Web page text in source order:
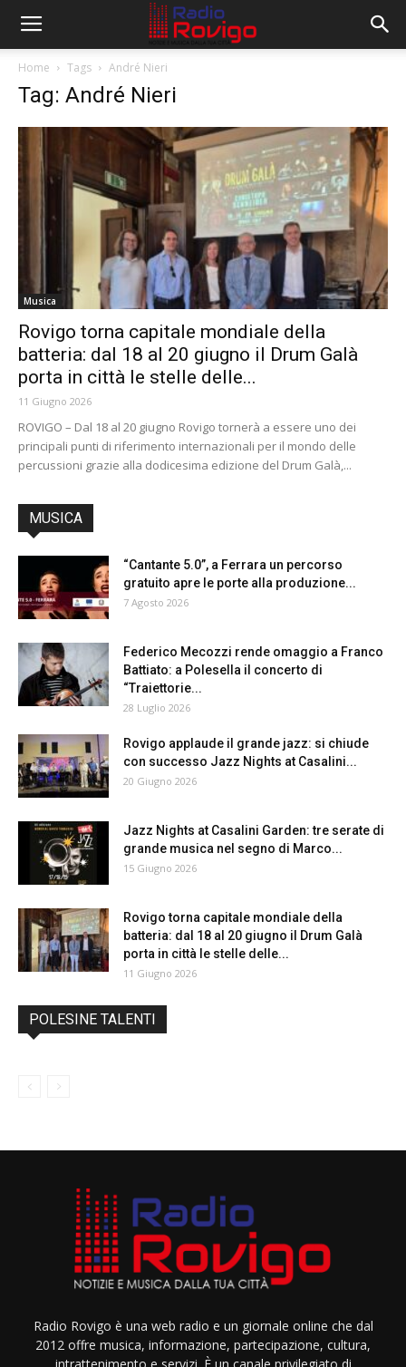
Home Tags André Nieri
Tag: André Nieri
Musica
Rovigo torna capitale mondiale della
batteria: dal 18 al 20 giugno il Drum Galà
porta in città le stelle delle...
11 Giugno 2026
ROVIGO – Dal 18 al 20 giugno Rovigo tornerà a essere uno dei
principali punti di riferimento internazionali per il mondo delle
percussioni grazie alla dodicesima edizione del Drum Galà,...
MUSICA
“Cantante 5.0”, a Ferrara un percorso
gratuito apre le porte alla produzione...
7 Agosto 2026
Federico Mecozzi rende omaggio a Franco
Battiato: a Polesella il concerto di
“Traiettorie...
28 Luglio 2026
Rovigo applaude il grande jazz: si chiude
con successo Jazz Nights at Casalini...
20 Giugno 2026
Jazz Nights at Casalini Garden: tre serate di
grande musica nel segno di Marco...
15 Giugno 2026
Rovigo torna capitale mondiale della
batteria: dal 18 al 20 giugno il Drum Galà
porta in città le stelle delle...
11 Giugno 2026
POLESINE TALENTI
Radio Rovigo è una web radio e un giornale online che dal
2012 offre musica, informazione, partecipazione, cultura,